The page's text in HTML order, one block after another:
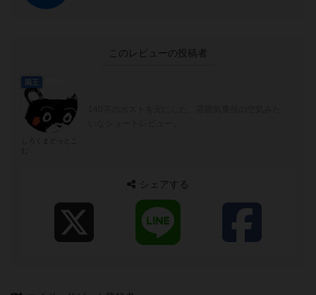
このレビューの投稿者
国王
シェアする